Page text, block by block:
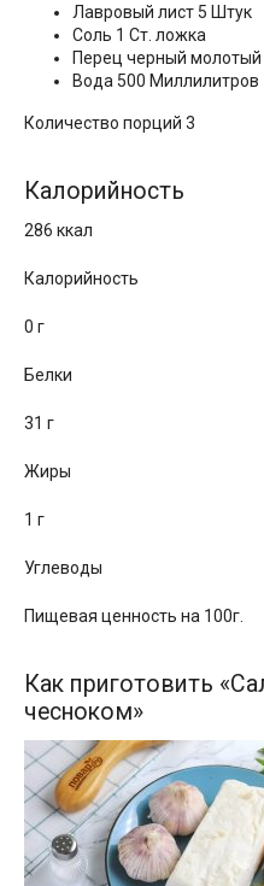
Лавровый лист 5 Штук
Соль 1 Ст. ложка
Перец черный
Вода 500 Миллилитров
Количество порций 3
Калорийность
286 ккал
Калорийность
0 г
Белки
31 г
Жиры
1 г
Углеводы
Пищевая ценность на 100г.
Как приготовить
чесноком»